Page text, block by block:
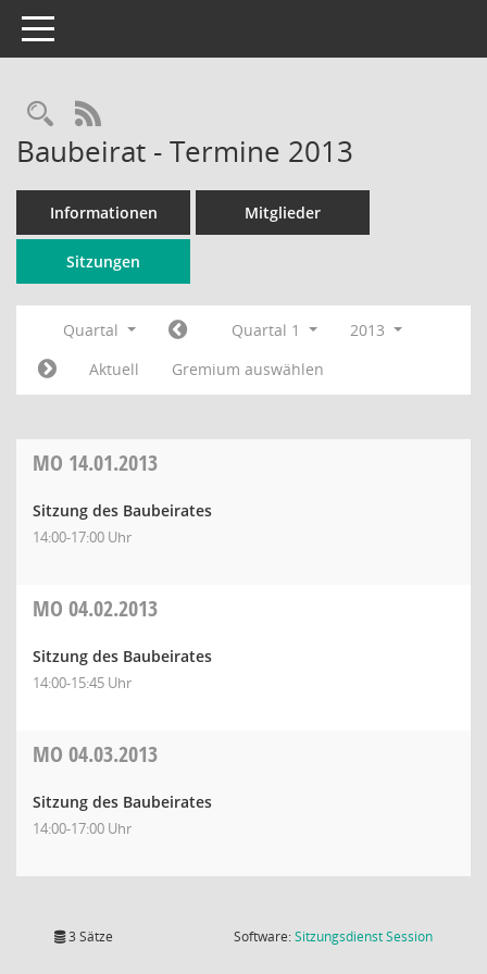
Toggle navigation
Rechercheauswahl
RSS-Feed
Baubeirat - Termine 2013
Informationen Mitglieder
Sitzungen
Quartal Quartal 1
2013
Aktuell
Gremium auswählen
MO 14.01.2013
Sitzung des Baubeirates
14:00-17:00 Uhr
MO 04.02.2013
Sitzung des Baubeirates
14:00-15:45 Uhr
MO 04.03.2013
Sitzung des Baubeirates
14:00-17:00 Uhr
3 Sätze Software:SitzungsdienstSession(Wird in